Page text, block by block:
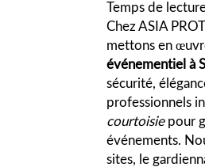
Temps de
Chez ASIA
mettons en
événementiel à
sécurité,
professionnels
courtoisiepour
événements.
sites, le